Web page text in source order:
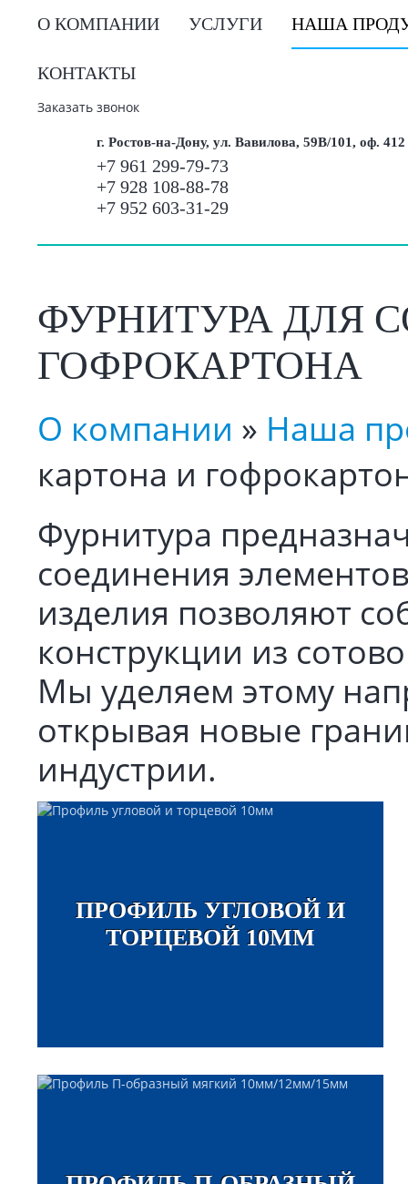
О КОМПАНИИ УСЛУГИ НАША
КОНТАКТЫ
Заказать звонок
г. Ростов-на-Дону, ул. Вавилова, 59В/101, оф. 412
+7 961 299-79-73
+7 928 108-88-78
+7 952 603-31-29
ФУРНИТУРА ДЛЯ
ГОФРОКАРТОНА
О компании » Наша
картона и
Фурнитура
соединения
изделия позволяют
конструкции из
Мы уделяем этому
открывая новые
индустрии.
ПРОФИЛЬ УГЛОВОЙ И
ТОРЦЕВОЙ 10ММ